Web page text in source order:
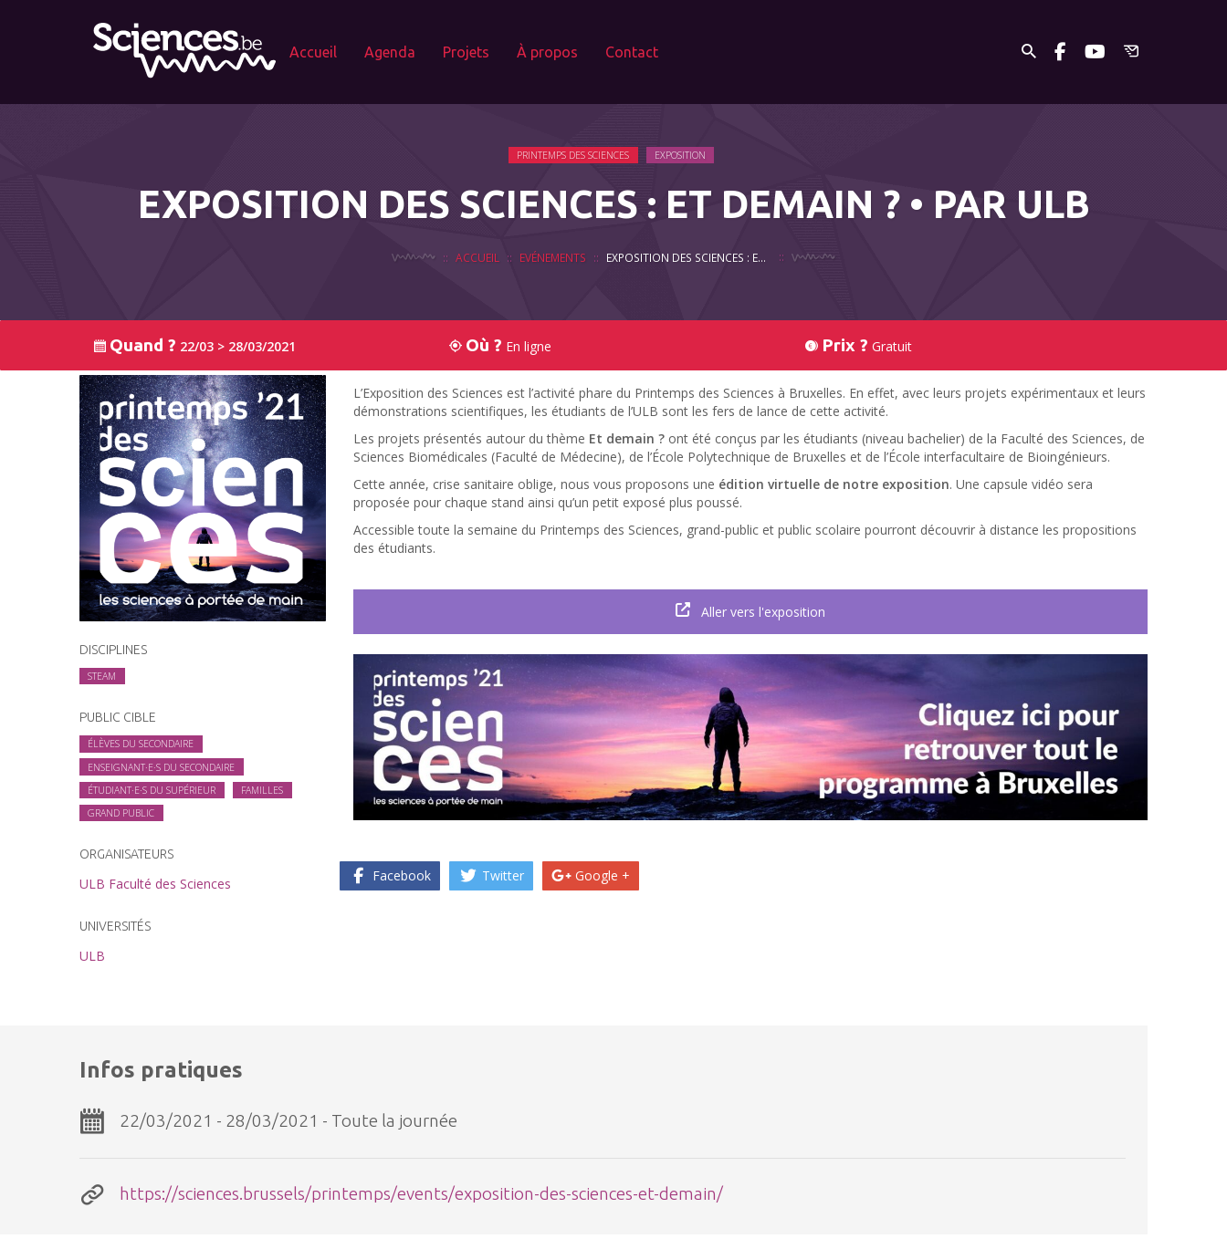
Accueil Agenda Projets À propos Contact
PRINTEMPS DES SCIENCES EXPOSITION
EXPOSITION DES SCIENCES : ET DEMAIN ? • PAR ULB
ACCUEIL EVÉNEMENTS EXPOSITION DES SCIENCES : ET DEMAIN ? • PAR ULB
Quand ? 22/03 > 28/03/2021 Où ? En ligne Prix ? Gratuit
DISCIPLINES
STEAM
PUBLIC CIBLE
ÉLÈVES DU SECONDAIRE
ENSEIGNANT·E·S DU SECONDAIRE
ÉTUDIANT·E·S DU SUPÉRIEUR
FAMILLES
GRAND PUBLIC
ORGANISATEURS
ULB Faculté des Sciences
UNIVERSITÉS
ULB
L’Exposition des Sciences est l’activité phare du Printemps des Sciences à Bruxelles. En effet, avec leurs projets expérimentaux et leurs
démonstrations scientifiques, les étudiants de l’ULB sont les fers de lance de cette activité.
Les projets présentés autour du thème Et demain ? ont été conçus par les étudiants (niveau bachelier) de la Faculté des Sciences, de
Sciences Biomédicales (Faculté de Médecine), de l’École Polytechnique de Bruxelles et de l’École interfacultaire de Bioingénieurs.
Cette année, crise sanitaire oblige, nous vous proposons une édition virtuelle de notre exposition. Une capsule vidéo sera
proposée pour chaque stand ainsi qu’un petit exposé plus poussé.
Accessible toute la semaine du Printemps des Sciences, grand-public et public scolaire pourront découvrir à distance les propositions
des étudiants.
Aller vers l'exposition
Facebook Twitter Google +
Infos pratiques
22/03/2021 - 28/03/2021 - Toute la journée
https://sciences.brussels/printemps/events/exposition-des-sciences-et-demain/